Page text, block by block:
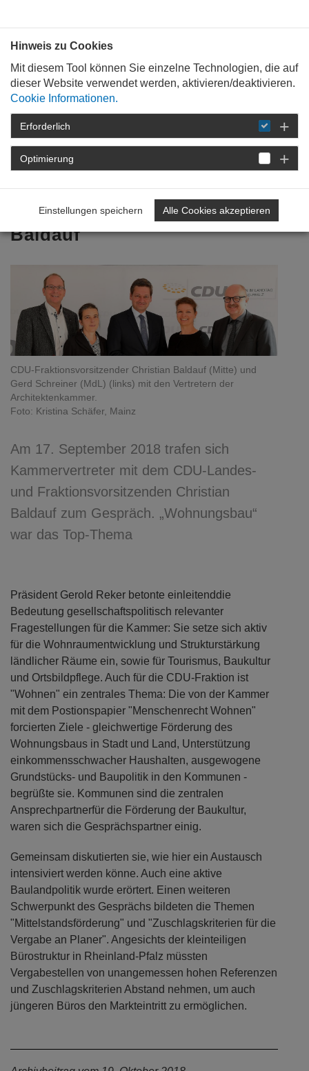
STARTSEITE
DETAIL
Treffen mit CDU-Politiker
Baldauf
CDU-Fraktionsvorsitzender Christian Baldauf (Mitte) und
Gerd Schreiner (MdL) (links) mit den Vertretern der
Architektenkammer.
Foto: Kristina Schäfer, Mainz
Am 17. September 2018 trafen sich
Kammervertreter mit dem CDU-Landes-
und Fraktionsvorsitzenden Christian
Baldauf zum Gespräch. „Wohnungsbau“
war das Top-Thema
Präsident Gerold Reker betonte einleitenddie
Bedeutung gesellschaftspolitisch relevanter
Fragestellungen für die Kammer: Sie setze sich aktiv
für die Wohnraumentwicklung und Strukturstärkung
ländlicher Räume ein, sowie für Tourismus, Baukultur
und Ortsbildpflege. Auch für die CDU-Fraktion ist
"Wohnen" ein zentrales Thema: Die von der Kammer
mit dem Postionspapier "Menschenrecht Wohnen"
forcierten Ziele - gleichwertige Förderung des
Wohnungsbaus in Stadt und Land, Unterstützung
einkommensschwacher Haushalten, ausgewogene
Grundstücks- und Baupolitik in den Kommunen -
begrüßte sie. Kommunen sind die zentralen
Ansprechpartnerfür die Förderung der Baukultur,
waren sich die Gesprächspartner einig.
Gemeinsam diskutierten sie, wie hier ein Austausch
intensiviert werden könne. Auch eine aktive
Baulandpolitik wurde erörtert. Einen weiteren
Schwerpunkt des Gesprächs bildeten die Themen
"Mittelstandsförderung" und "Zuschlagskriterien für die
Vergabe an Planer". Angesichts der kleinteiligen
Bürostruktur in Rheinland-Pfalz müssten
Vergabestellen von unangemessen hohen Referenzen
und Zuschlagskriterien Abstand nehmen, um auch
jüngeren Büros den Markteintritt zu ermöglichen.
Hinweis zu Cookies
Mit diesem Tool können Sie einzelne Technologien, die auf
dieser Website verwendet werden, aktivieren/deaktivieren.
Cookie Informationen.
Erforderlich
Optimierung
Einstellungen speichern Alle Cookies akzeptieren